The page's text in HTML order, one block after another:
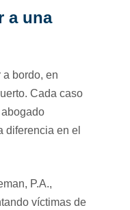
a una
a bordo, en
Cada caso
diferencia en el
P.A.,
víctimas de